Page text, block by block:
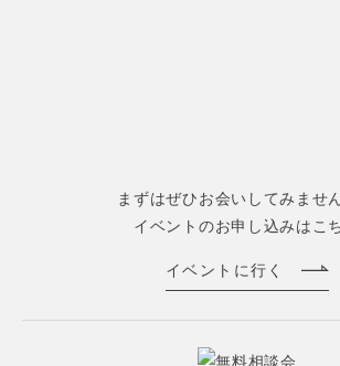
まずはぜひお会いしてみませ
イベントのお申し込みはこ
イベントに行く